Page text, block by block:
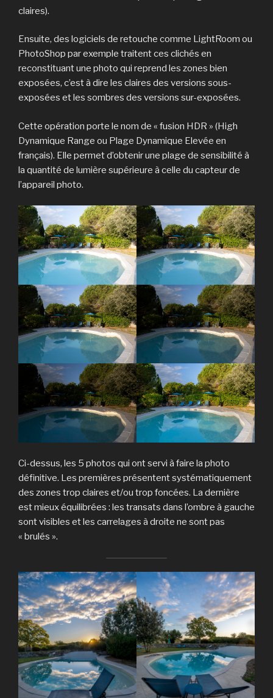
claires).
Ensuite, des logiciels de retouche comme LightRoom ou
PhotoShop par exemple traitent ces clichés en
reconstituant une photo qui reprend les zones bien
exposées, c’est à dire les claires des versions sous-
exposées et les sombres des versions sur-exposées.
Cette opération porte le nom de « fusion HDR » (High
Dynamique Range ou Plage Dynamique Elevée en
français). Elle permet d’obtenir une plage de sensibilité à
la quantité de lumière supérieure à celle du capteur de
l’appareil photo.
Ci-dessus, les 5 photos qui ont servi à faire la photo
définitive. Les premières présentent systématiquement
des zones trop claires et/ou trop foncées. La dernière
est mieux équilibrées : les transats dans l’ombre à gauche
sont visibles et les carrelages à droite ne sont pas
« brulés ».